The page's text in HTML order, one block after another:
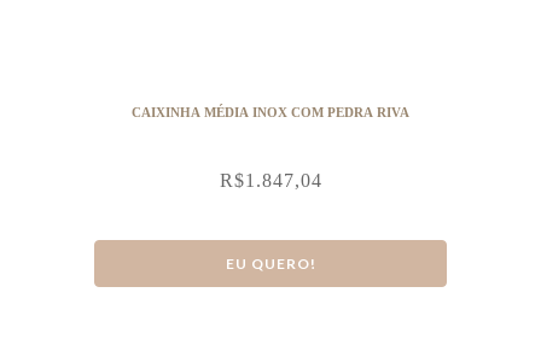
CAIXINHA MÉDIA INOX COM PEDRA RIVA
R$1.847,04
EU QUERO!